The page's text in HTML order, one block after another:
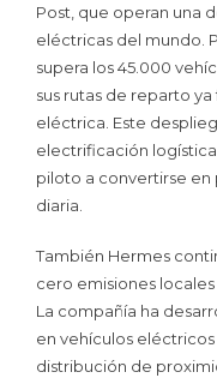
Post, que operan una
eléctricas del mundo.
supera los 45.000
sus rutas de reparto
eléctrica. Este
electrificación
piloto a convertirse
diaria.
También Hermes
cero emisiones
La compañía ha
en vehículos
distribución de